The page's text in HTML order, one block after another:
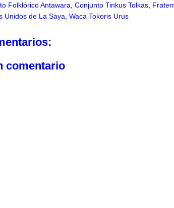
Folklórico Antawara Conjunto Tinkus Tolkas,
Unidos de La Saya Waca Tokoris Urus
comentario